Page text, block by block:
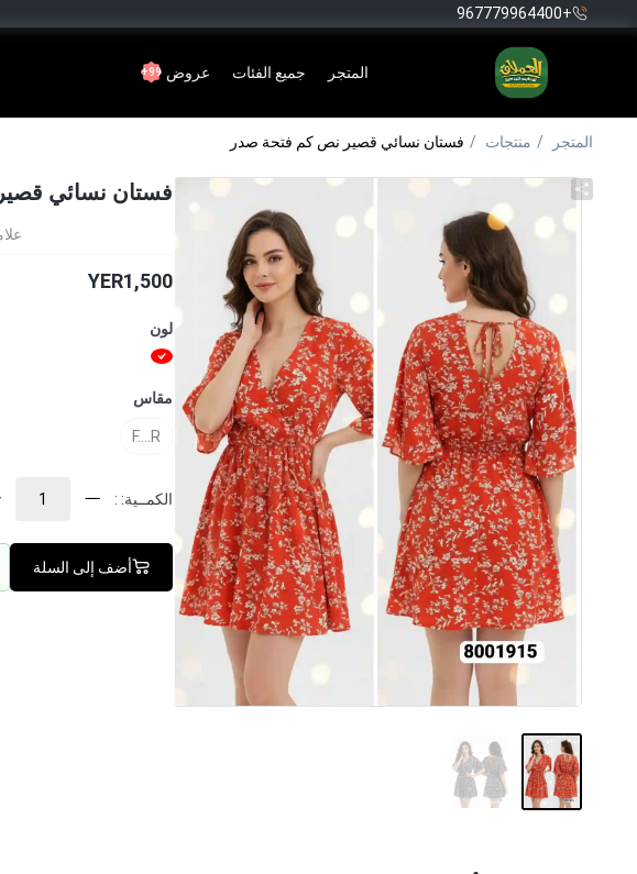
+967779964400
المتجر جميع الفئات عروض 99+
المتجر منتجات فستان نسائي قصير نص كم فتحة صدر
فستان نسائي
YER1,500
لون
مقاس
F....R
الكمــية: :
أضف إلى السلة